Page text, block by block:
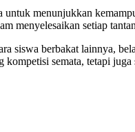
menunjukkan
menyelesaikan setiap
siswa berbakat lainnya,
semata, tetapi